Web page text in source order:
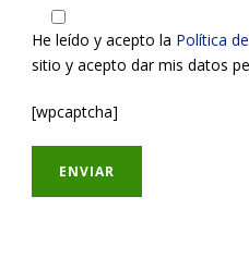
He leído y acepto la Política
sitio y acepto dar mis datos
[wpcaptcha]